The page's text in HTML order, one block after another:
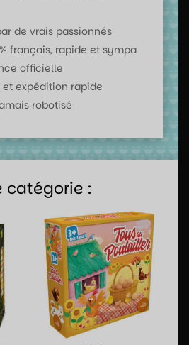
de vrais passionnés
français, rapide et sympa
officielle
expédition rapide
robotisé
catégorie :